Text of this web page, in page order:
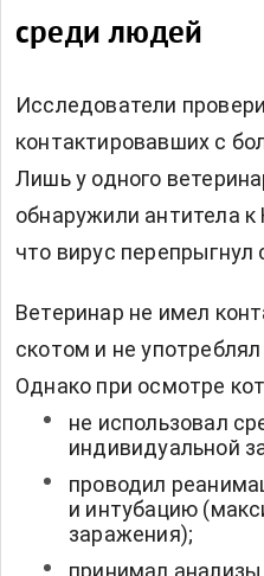
среди людей
Исследователи
контактировавших с
Лишь у одного
обнаружили антитела
что вирус перепрыгнул
Ветеринар не имел
скотом и не
Однако при осмотре
не использовал
индивидуальной
проводил
и интубацию
заражения);
принимал